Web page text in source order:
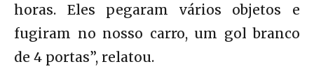
horas. Eles pegaram vários objetos e
fugiram no nosso carro, um gol branco
de 4 portas”, relatou.